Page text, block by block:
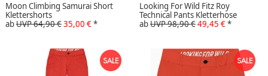
Moon Climbing Samurai Short
Klettershorts
abUVP 64,90 €35,00 €*
Looking For Wild Fitz Roy
Technical Pants Kletterhose
abUVP 98,90 €49,45 €*